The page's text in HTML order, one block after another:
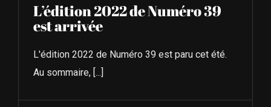
L’édition 2022 de Numéro 39
est arrivée
L'édition 2022 de Numéro 39 est paru cet été.
Au sommaire, [...]